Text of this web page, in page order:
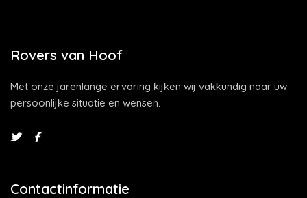
Rovers van Hoof
Met onze jarenlange ervaring kijken wij vakkundig naar uw
persoonlijke situatie en wensen.
Contactinformatie